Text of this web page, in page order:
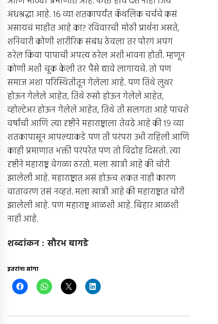
अंधश्रद्धा आहे. १६ व्या शतकापर्यंत कॅथलिक चर्चचे कसं
असायचं माहीत आहे का? रविवारची मोठी प्रार्थना असते,
शनिवारी कोणी शारीरिक संबंध ठेवला तर पोरगं अपंग
ठरेल किंवा पापाची अपत्य ठरेल अशी भावना होती. म्हणून
कोणी अशी चूक केली तर पैसे द्यावे लागायचे. तो पण
समाज अशा परिस्थितीतून गेलेला आहे. पण तिथे लुथर
होऊन गेलेले आहेत, तिथे रुसो होऊन गेलेले आहेत,
व्होल्टेअर होऊन गेलेले आहेत, तिथे ती सलगता आहे पाचशे
वर्षांची आणि त्या दृष्टीने महाराष्ट्राला तेवढे आहे की १९ व्या
शतकापासून आपल्याकडे पण ती परंपरा उभी राहिली आणि
काही प्रमाणात भक्ती परंपरेत पण तो विद्रोह दिसतो. त्या
दृष्टीने महाराष्ट्र वेगळा ठरतो. मला खात्री आहे की चोरी
झालेली आहे. महाराष्ट्रात असं होऊच शकत नाही कारण
वातावरण तसं नव्हतं. मला खात्री आहे की महाराष्ट्रात चोरी
झालेली आहे. पण महाराष्ट्र आळशी आहे. बिहार आळशी
नाही आहे.
शब्दांकन : सौरभ बागडे
इतरांना सांगा